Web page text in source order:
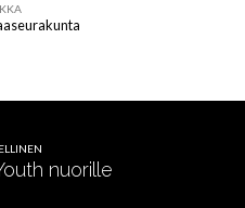
nuorille